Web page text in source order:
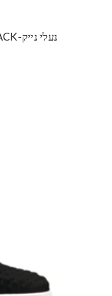
נעלי נייק-NIKE AIR LF1 DUCKBOOT BLACK